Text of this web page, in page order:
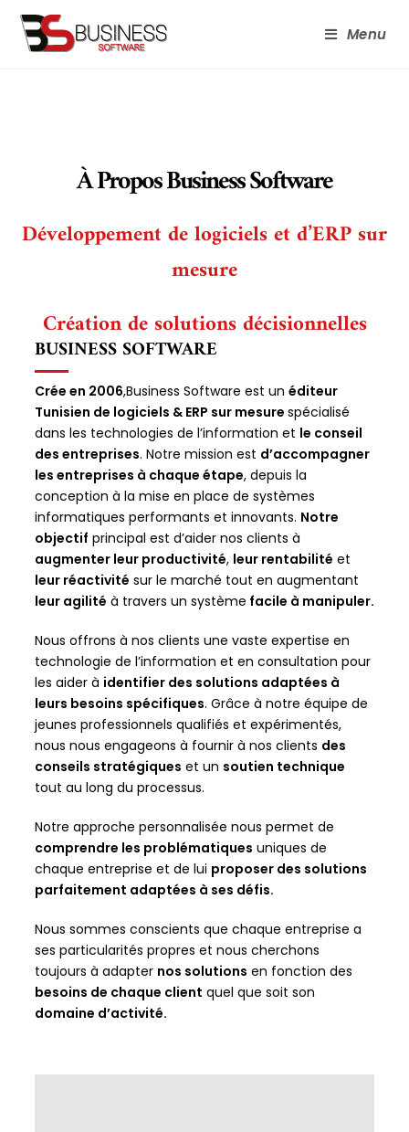
Menu
À Propos Business Software
Développement de logiciels et d’ERP sur
mesure
Création de solutions décisionnelles
BUSINESS SOFTWARE
Crée en 2006,Business Software est un éditeur
Tunisien de logiciels & ERP sur mesure spécialisé
dans les technologies de l’information et le conseil
des entreprises. Notre mission est d’accompagner
les entreprises à chaque étape, depuis la
conception à la mise en place de systèmes
informatiques performants et innovants. Notre
objectif principal est d’aider nos clients à
augmenter leur productivité, leur rentabilité et
leur réactivité sur le marché tout en augmentant
leur agilité à travers un système facile à manipuler.
Nous offrons à nos clients une vaste expertise en
technologie de l’information et en consultation pour
les aider à identifier des solutions adaptées à
leurs besoins spécifiques. Grâce à notre équipe de
jeunes professionnels qualifiés et expérimentés,
nous nous engageons à fournir à nos clients des
conseils stratégiques et un soutien technique
tout au long du processus.
Notre approche personnalisée nous permet de
comprendre les problématiques uniques de
chaque entreprise et de lui proposer des solutions
parfaitement adaptées à ses défis.
Nous sommes conscients que chaque entreprise a
ses particularités propres et nous cherchons
toujours à adapter nos solutions en fonction des
besoins de chaque client quel que soit son
domaine d’activité.